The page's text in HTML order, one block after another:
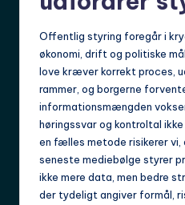
Offentlig styring foregår i
økonomi, drift og politiske
love kræver korrekt
rammer, og borgerne
informationsmængden
høringssvar og kontroltal
en fælles metode risikerer
seneste mediebølge styrer
ikke mere data, men bedre
der tydeligt angiver formål,